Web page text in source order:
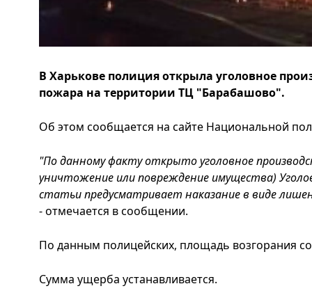
В Харькове полиция открыла уголовное
пожара на территории ТЦ "Барабашово".
Об этом сообщается на сайте Национальной
"По данному факту открыто уголовное
уничтожение или повреждение имущества)
статьи предусматривает наказание в виде
- отмечается в сообщении.
По данным полицейских, площадь возгорания
Сумма ущерба устанавливается.